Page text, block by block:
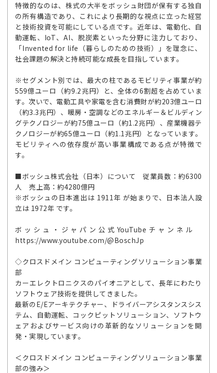
特徴的なのは、株式の大半をボッシュ財団が保有する独自
の所有構造であり、これにより長期的な視点に立った経営
と技術投資を可能にしている点です。近年は、電動化、自
動運転、IoT、AI、脱炭素といった分野に注力しており、
「Invented for life（暮らしのための技術）」を理念に、
社会課題の解決と持続可能な成長を目指しています。
※セグメント別では、最大の柱であるモビリティ事業が約
559億ユーロ（約9.2兆円）と、全体の6割超を占めていま
す。次いで、電動工具や家電を含む消費財が約203億ユーロ
（約3.3兆円）、暖房・空調などのエネルギー＆ビルディン
グテクノロジーが約75億ユーロ（約1.2兆円）、産業機器テ
クノロジーが約65億ユーロ（約1.1兆円）となっています。
モビリティへの依存度が高い事業構成である点が特徴で
す。
■ボッシュ株式会社（日本）について 従業員数：約6300
人 売上高：約4280億円
※ボッシュの日本進出は 1911年 が始まりで、日本法人設
立は 1972年 です。
ボッシュ・ジャパン公式YouTubeチャンネル
https://www.youtube.com/@BoschJp
◇クロスドメイン コンピューティングソリューション事業
部
カーエレクトロニクスのパイオニアとして、長年にわたり
ソフトウェア技術を提供してきました。
最新のE/Eアーキテクチャー、ドライバーアシスタンスシス
テム、自動運転、コックピットソリューション、ソフトウ
ェアおよびサービス向けの革新的なソリューションを開
発・実現しています。
＜クロスドメイン コンピューティングソリューション事業
部の強み＞